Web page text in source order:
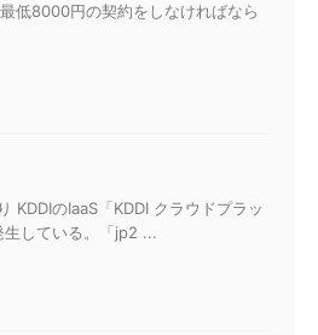
低8000円の契約をしなければなら
KDDIのIaaS「KDDI クラウドプラッ
生している。「jp2 ...